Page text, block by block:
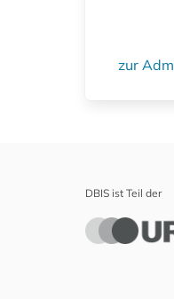
zur
DBIS ist Teil der